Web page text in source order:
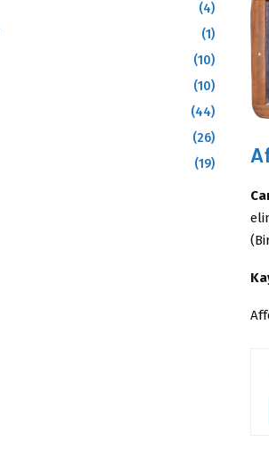
(4)
(1)
(10)
(10)
(44)
(26)
(19)